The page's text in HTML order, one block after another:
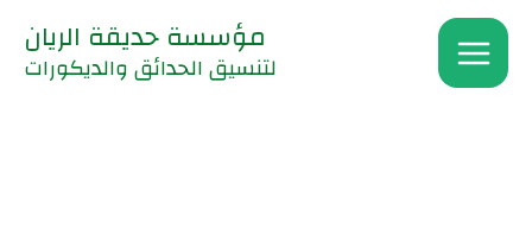
تخطي
المحتوى
مؤسسة حديقة الريان
لتنسيق الحدائق والديكورات